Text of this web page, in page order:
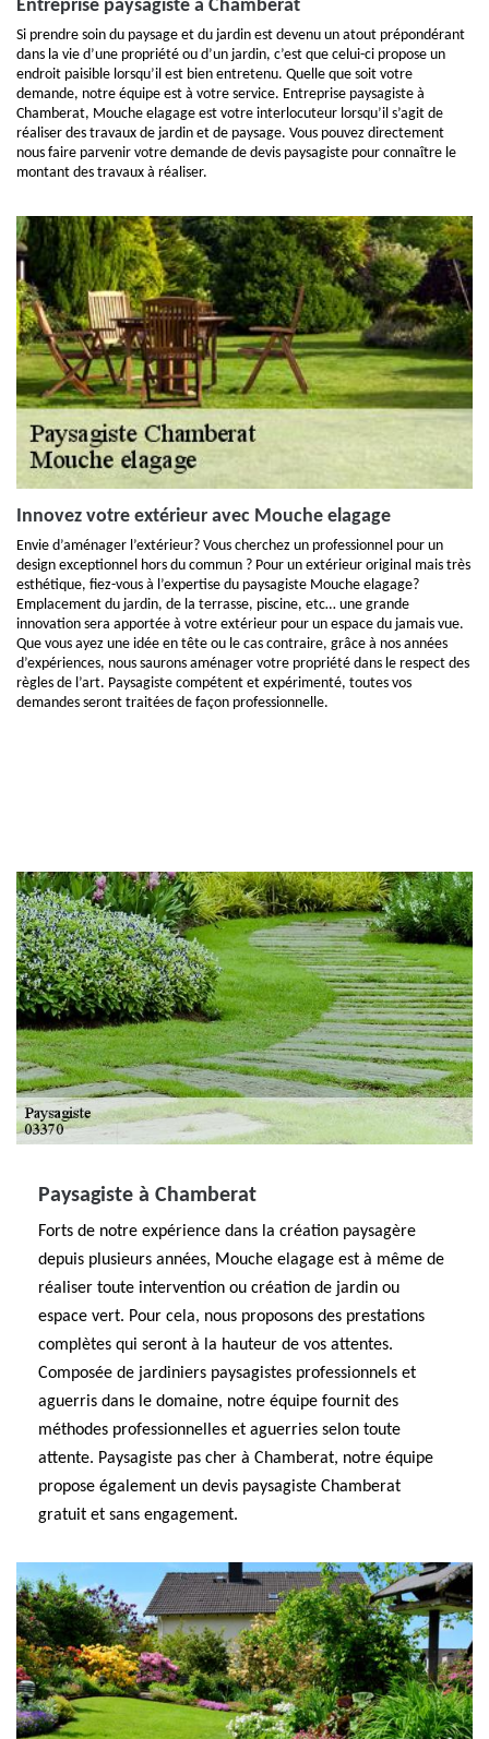
Entreprise paysagiste à Chamberat
Si prendre soin du paysage et du jardin est devenu un atout prépondérant
dans la vie d’une propriété ou d’un jardin, c’est que celui-ci propose un
endroit paisible lorsqu’il est bien entretenu. Quelle que soit votre
demande, notre équipe est à votre service. Entreprise paysagiste à
Chamberat, Mouche elagage est votre interlocuteur lorsqu’il s’agit de
réaliser des travaux de jardin et de paysage. Vous pouvez directement
nous faire parvenir votre demande de devis paysagiste pour connaître le
montant des travaux à réaliser.
Innovez votre extérieur avec Mouche elagage
Envie d’aménager l’extérieur? Vous cherchez un professionnel pour un
design exceptionnel hors du commun ? Pour un extérieur original mais très
esthétique, fiez-vous à l’expertise du paysagiste Mouche elagage?
Emplacement du jardin, de la terrasse, piscine, etc… une grande
innovation sera apportée à votre extérieur pour un espace du jamais vue.
Que vous ayez une idée en tête ou le cas contraire, grâce à nos années
d’expériences, nous saurons aménager votre propriété dans le respect des
règles de l’art. Paysagiste compétent et expérimenté, toutes vos
demandes seront traitées de façon professionnelle.
Paysagiste à Chamberat
Forts de notre expérience dans la création paysagère
depuis plusieurs années, Mouche elagage est à même de
réaliser toute intervention ou création de jardin ou
espace vert. Pour cela, nous proposons des prestations
complètes qui seront à la hauteur de vos attentes.
Composée de jardiniers paysagistes professionnels et
aguerris dans le domaine, notre équipe fournit des
méthodes professionnelles et aguerries selon toute
attente. Paysagiste pas cher à Chamberat, notre équipe
propose également un devis paysagiste Chamberat
gratuit et sans engagement.